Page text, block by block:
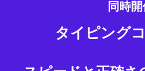
同時
タイピング